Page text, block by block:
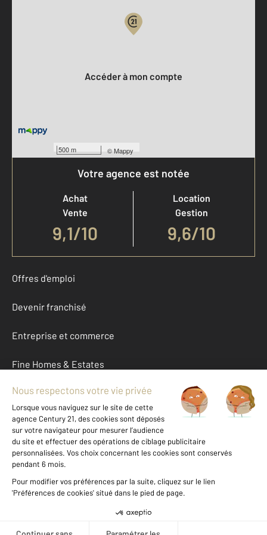
500 m ©Mappy
Accéder à mon compte
Votre agence est notée
Achat
Vente
9,1/10
Location
Gestion
9,6/10
Offres d'emploi
Devenir franchisé
Entreprise et commerce
Fine Homes & Estates
À propos
International
Nous contacter
Données personnelles